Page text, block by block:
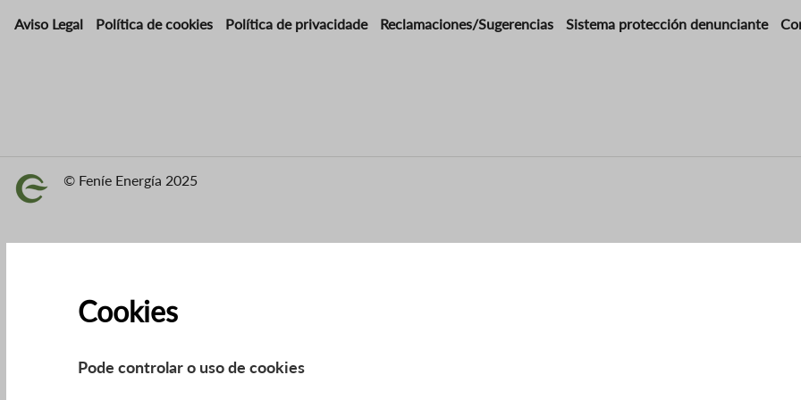
Aviso Legal Política de cookies Política de privacidade Reclamaciones/Sugerencias Sistema protección denunciante
Imaxe
© Feníe Energía 2025
Cookies
Pode controlar o uso de cookies